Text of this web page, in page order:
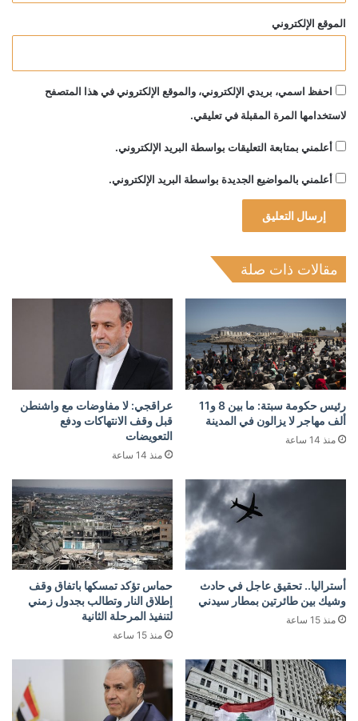
الموقع الإلكتروني
احفظ اسمي، بريدي الإلكتروني، والموقع الإلكتروني في هذا المتصفح
لاستخدامها المرة المقبلة في تعليقي.
أعلمني بمتابعة التعليقات بواسطة البريد الإلكتروني.
أعلمني بالمواضيع الجديدة بواسطة البريد الإلكتروني.
مقالات ذات صلة
رئيس حكومة سبتة: ما بين 8 و11
ألف مهاجر لا يزالون في المدينة
منذ 14 ساعة
عراقجي: لا مفاوضات مع واشنطن
قبل وقف الانتهاكات ودفع
التعويضات
منذ 14 ساعة
أستراليا.. تحقيق عاجل في حادث
وشيك بين طائرتين بمطار سيدني
منذ 15 ساعة
حماس تؤكد تمسكها باتفاق وقف
إطلاق النار وتطالب بجدول زمني
لتنفيذ المرحلة الثانية
منذ 15 ساعة